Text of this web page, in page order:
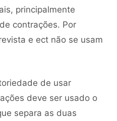
principalmente
contrações. Por
e ect não se usam
de usar
deve ser usado o
separa as duas